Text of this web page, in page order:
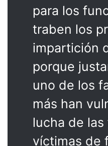
para los
traben los
impartición
porque
uno de los
más han
lucha de
víctimas de